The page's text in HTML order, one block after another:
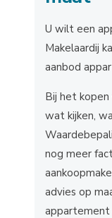
U wilt een
Makelaardij
aanbod
Bij het
wat kijken,
nog meer
advies op
appartement